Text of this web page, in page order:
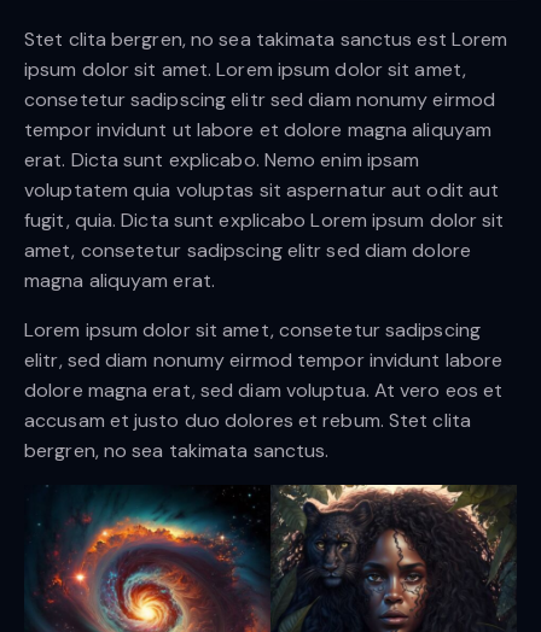
Stet clita bergren, no sea takimata sanctus est Lorem
ipsum dolor sit amet. Lorem ipsum dolor sit amet,
consetetur sadipscing elitr sed diam nonumy eirmod
tempor invidunt ut labore et dolore magna aliquyam
erat. Dicta sunt explicabo. Nemo enim ipsam
voluptatem quia voluptas sit aspernatur aut odit aut
fugit, quia. Dicta sunt explicabo Lorem ipsum dolor sit
amet, consetetur sadipscing elitr sed diam dolore
magna aliquyam erat.
Lorem ipsum dolor sit amet, consetetur sadipscing
elitr, sed diam nonumy eirmod tempor invidunt labore
dolore magna erat, sed diam voluptua. At vero eos et
accusam et justo duo dolores et rebum. Stet clita
bergren, no sea takimata sanctus.